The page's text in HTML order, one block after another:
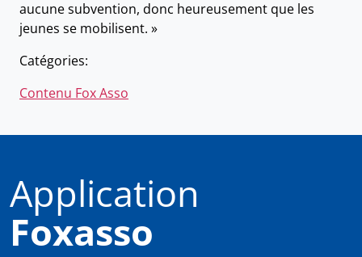
aucune subvention, donc heureusement que les
jeunes se mobilisent. »
Catégories:
Contenu Fox Asso
Application
Foxasso